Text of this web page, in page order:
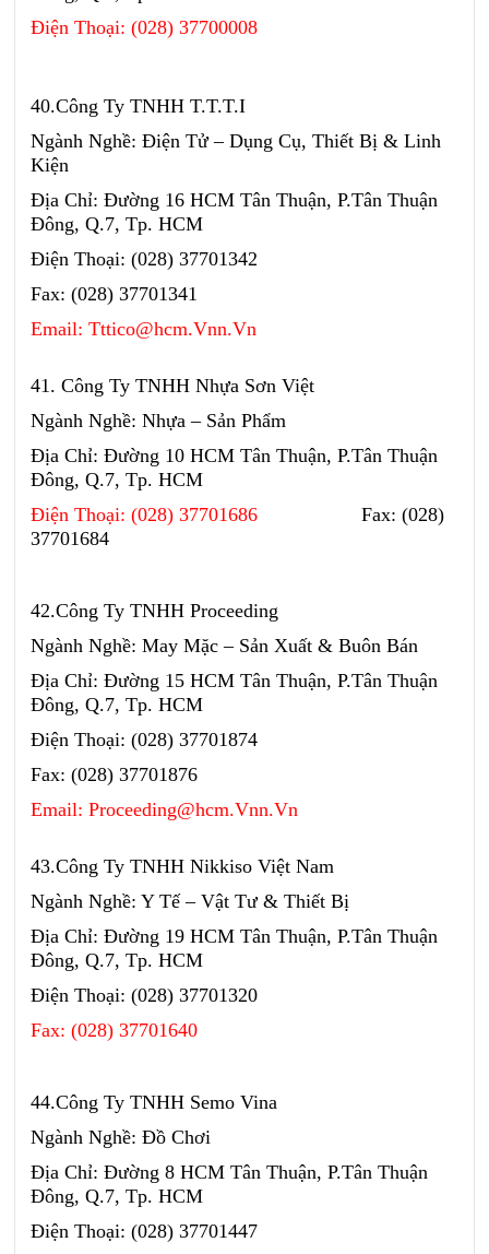
Điện Thoại: (028) 37700008
40.Công Ty TNHH T.T.T.I
Ngành Nghề: Điện Tử – Dụng Cụ, Thiết Bị & Linh
Kiện
Địa Chỉ: Đường 16 HCM Tân Thuận, P.Tân Thuận
Đông, Q.7, Tp. HCM
Điện Thoại: (028) 37701342
Fax: (028) 37701341
Email: Tttico@hcm.Vnn.Vn
41. Công Ty TNHH Nhựa Sơn Việt
Ngành Nghề: Nhựa – Sản Phẩm
Địa Chỉ: Đường 10 HCM Tân Thuận, P.Tân Thuận
Đông, Q.7, Tp. HCM
Điện Thoại: (028) 37701686
Fax: (028)
37701684
42.Công Ty TNHH Proceeding
Ngành Nghề: May Mặc – Sản Xuất & Buôn Bán
Địa Chỉ: Đường 15 HCM Tân Thuận, P.Tân Thuận
Đông, Q.7, Tp. HCM
Điện Thoại: (028) 37701874
Fax: (028) 37701876
Email: Proceeding@hcm.Vnn.Vn
43.Công Ty TNHH Nikkiso Việt Nam
Ngành Nghề: Y Tế – Vật Tư & Thiết Bị
Địa Chỉ: Đường 19 HCM Tân Thuận, P.Tân Thuận
Đông, Q.7, Tp. HCM
Điện Thoại: (028) 37701320
Fax: (028) 37701640
44.Công Ty TNHH Semo Vina
Ngành Nghề: Đồ Chơi
Địa Chỉ: Đường 8 HCM Tân Thuận, P.Tân Thuận
Đông, Q.7, Tp. HCM
Điện Thoại: (028) 37701447